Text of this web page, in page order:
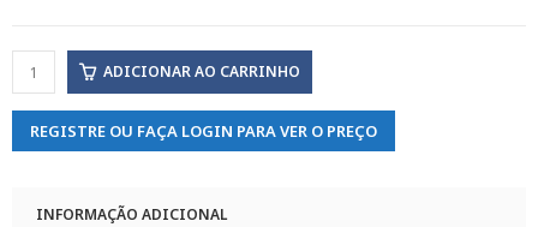
ADICIONAR AO CARRINHO
REGISTRE OU FAÇA LOGIN PARA VER O PREÇO
INFORMAÇÃO ADICIONAL